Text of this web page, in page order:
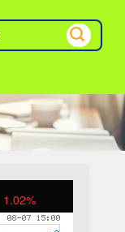
1.02%